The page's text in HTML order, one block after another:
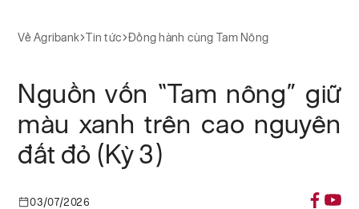
Về Agribank Tin tức Đồng hành cùng Tam Nông
Nguồn vốn “Tam nông” giữ
màu xanh trên cao nguyên
đất đỏ (Kỳ 3)
03/07/2026